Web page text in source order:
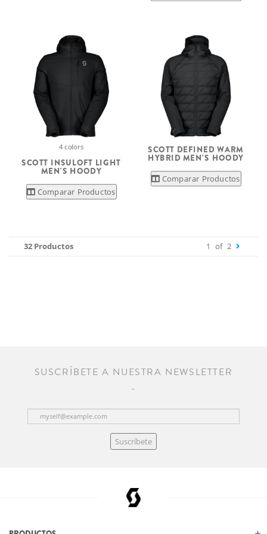
4 colors
SCOTT INSULOFT LIGHT
MEN'S HOODY
Comparar Productos
SCOTT DEFINED WARM
HYBRID MEN'S HOODY
Comparar Productos
32 Productos 1 of 2
SUSCRÍBETE A NUESTRA NEWSLETTER
Suscríbete